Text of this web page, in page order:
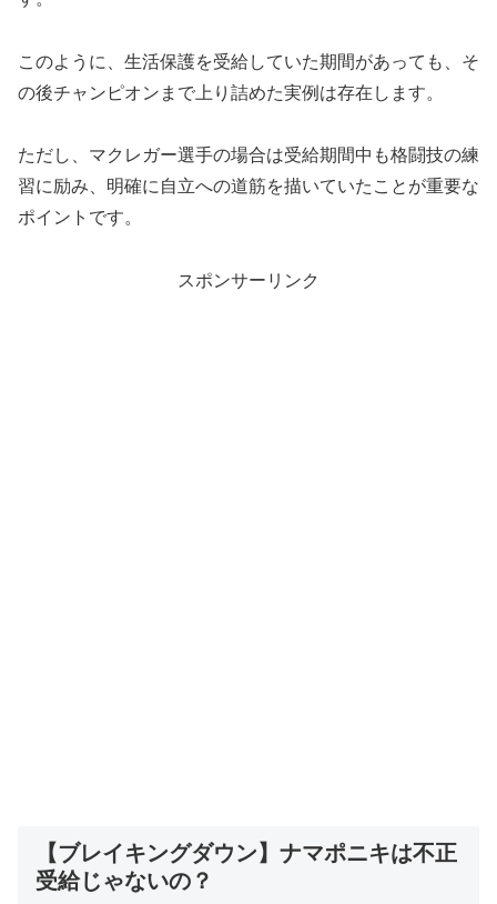
このように、生活保護を受給していた期間があっても、そ
の後チャンピオンまで上り詰めた実例は存在します。
ただし、マクレガー選手の場合は受給期間中も格闘技の練
習に励み、明確に自立への道筋を描いていたことが重要な
ポイントです。
スポンサーリンク
【ブレイキングダウン】ナマポニキは不正
受給じゃないの？